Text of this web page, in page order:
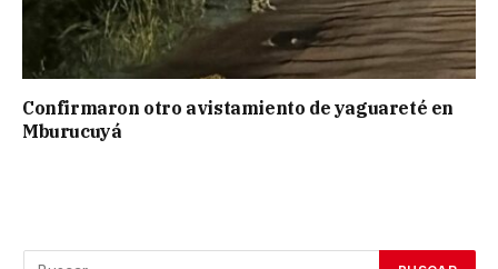
Confirmaron otro avistamiento de yaguareté en
Mburucuyá